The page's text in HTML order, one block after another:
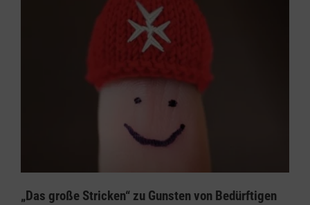
„Das große Stricken“ zu Gunsten von Bedürftigen